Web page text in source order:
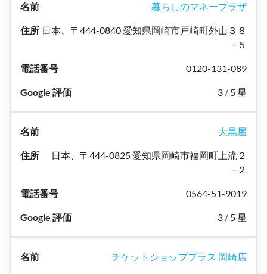
暮らしのマネープラザ
日本、〒444-0840 愛知県岡崎市戸崎町外山３８
−５
0120-131-089
3 / 5 星
大黒屋
日本、〒444-0825 愛知県岡崎市福岡町上流２
−２
0564-51-9019
3 / 5 星
チケットショッププラス 岡崎店